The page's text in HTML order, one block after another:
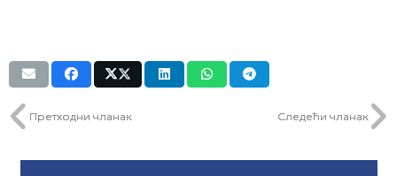
Претходни чланак Следећи чланак